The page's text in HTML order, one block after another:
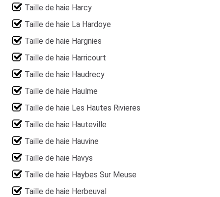
Taille de haie Harcy
Taille de haie La Hardoye
Taille de haie Hargnies
Taille de haie Harricourt
Taille de haie Haudrecy
Taille de haie Haulme
Taille de haie Les Hautes Rivieres
Taille de haie Hauteville
Taille de haie Hauvine
Taille de haie Havys
Taille de haie Haybes Sur Meuse
Taille de haie Herbeuval